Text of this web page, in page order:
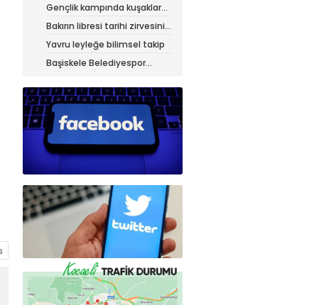
Gençlik kampında kuşaklar
buluştu
Bakırın libresi tarihi zirvesini
test ediyor
Yavru leyleğe bilimsel takip
Başiskele Belediyespor